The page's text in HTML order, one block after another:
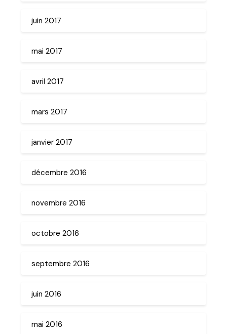
juin 2017
mai 2017
avril 2017
mars 2017
janvier 2017
décembre 2016
novembre 2016
octobre 2016
septembre 2016
juin 2016
mai 2016